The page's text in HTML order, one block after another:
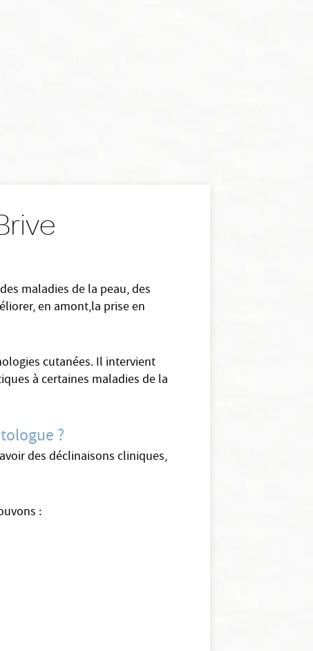
maladies de la peau, des
en amont,la prise en
cutanées. Il intervient
à certaines maladies de la
?
des déclinaisons cliniques,
: